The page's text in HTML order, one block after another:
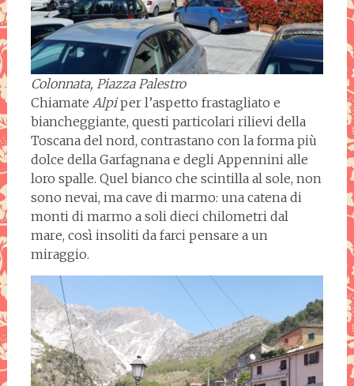
Colonnata, Piazza Palestro
Chiamate Alpiper l’aspetto frastagliato e
biancheggiante, questi particolari rilievi della
Toscana del nord, contrastano con la forma più
dolce della Garfagnana e degli Appennini alle
loro spalle. Quel bianco che scintilla al sole, non
sono nevai, ma cave di marmo: una catena di
monti di marmo a soli dieci chilometri dal
mare, così insoliti da farci pensare a un
miraggio.